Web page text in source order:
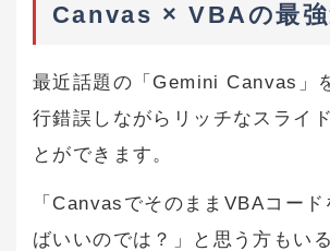
Canvas × VBAの最強
最近話題の「Gemini Canvas」
行錯誤しながらリッチなスライ
とができます。
「CanvasでそのままVBAコー
ばいいのでは？」と思う方もい